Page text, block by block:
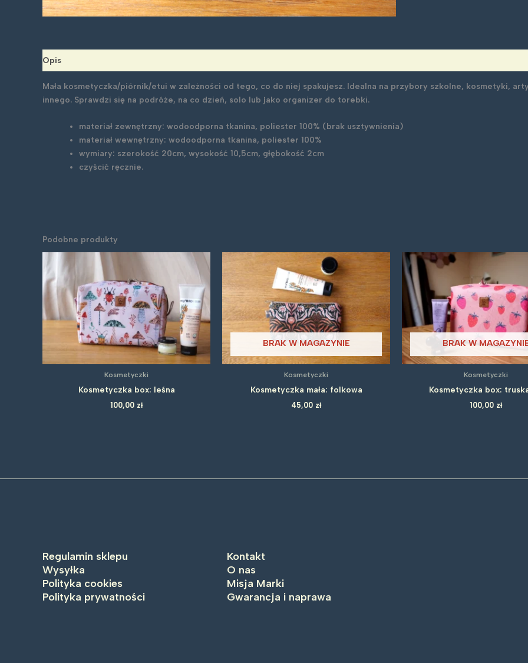
Opis
Mała kosmetyczka/piórnik/etui w zależności od tego, co do niej spakujesz. Idealna na przybory szkolne, kosmetyki,
innego. Sprawdzi się na podróże, na co dzień, solo lub jako organizer do torebki.
materiał zewnętrzny: wodoodporna tkanina, poliester 100% (brak usztywnienia)
materiał wewnętrzny: wodoodporna tkanina, poliester 100%
wymiary: szerokość 20cm, wysokość 10,5cm, głębokość 2cm
czyścić ręcznie.
Podobne produkty
Kosmetyczki
Kosmetyczka box: leśna
100,00 zł
BRAK W MAGAZYNIE
Kosmetyczki
Kosmetyczka mała: folkowa
45,00 zł
BRAK W
Kosmetyczki
Kosmetyczka box:
100,00 zł
Regulamin sklepu
Wysyłka
Polityka cookies
Polityka prywatności
Kontakt
O nas
Misja Marki
Gwarancja i naprawa